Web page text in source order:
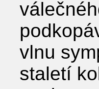
vlnu
staletí